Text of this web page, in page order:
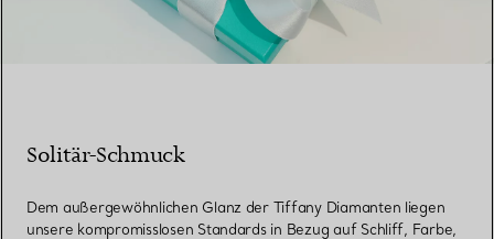
Solitär-Schmuck
Dem außergewöhnlichen Glanz der Tiffany Diamanten liegen
unsere kompromisslosen Standards in Bezug auf Schliff, Farbe,